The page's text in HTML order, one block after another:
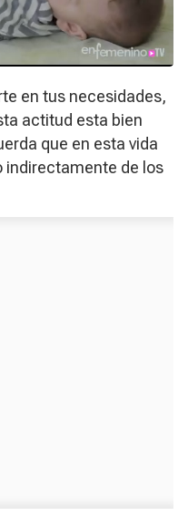
en tus necesidades,
actitud esta bien
que en esta vida
indirectamente de los